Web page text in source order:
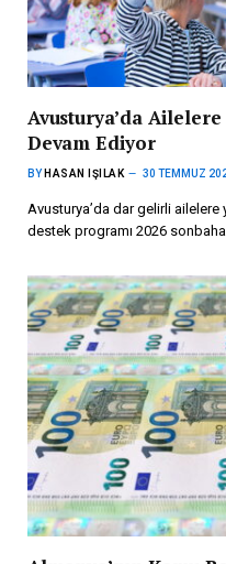
Avusturya’da
Devam Ediyor
BY HASAN IŞILAK 30 TEMMUZ
Avusturya’da dar gelirli ailelere
destek programı 2026